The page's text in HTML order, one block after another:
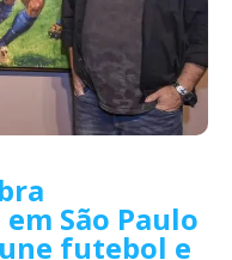
São Paulo
futebol e